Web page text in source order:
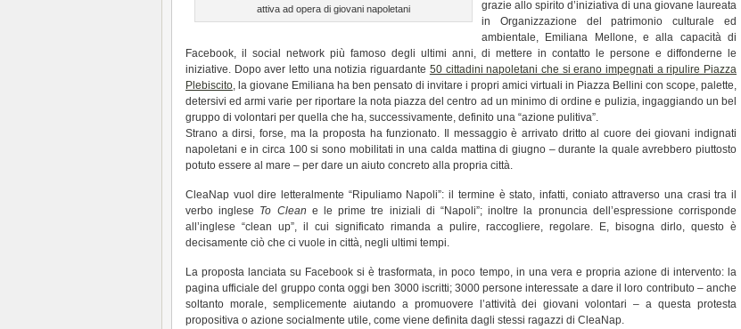
attiva ad opera di giovani napoletani
grazie allo spirito d’iniziativa di una giovane laureata
in Organizzazione del patrimonio culturale ed
ambientale, Emiliana Mellone, e alla capacità di
Facebook, il social network più famoso degli ultimi anni, di mettere in contatto le persone e diffonderne le
iniziative. Dopo aver letto una notizia riguardante 50 cittadini napoletani che si erano impegnati a ripulire Piazza
Plebiscito, la giovane Emiliana ha ben pensato di invitare i propri amici virtuali in Piazza Bellini con scope, palette,
detersivi ed armi varie per riportare la nota piazza del centro ad un minimo di ordine e pulizia, ingaggiando un bel
gruppo di volontari per quella che ha, successivamente, definito una “azione pulitiva”.
Strano a dirsi, forse, ma la proposta ha funzionato. Il messaggio è arrivato dritto al cuore dei giovani indignati
napoletani e in circa 100 si sono mobilitati in una calda mattina di giugno – durante la quale avrebbero piuttosto
potuto essere al mare – per dare un aiuto concreto alla propria città.
CleaNap vuol dire letteralmente “Ripuliamo Napoli”: il termine è stato, infatti, coniato attraverso una crasi tra il
verbo inglese To Clean e le prime tre iniziali di “Napoli”; inoltre la pronuncia dell’espressione corrisponde
all’inglese “clean up”, il cui significato rimanda a pulire, raccogliere, regolare. E, bisogna dirlo, questo è
decisamente ciò che ci vuole in città, negli ultimi tempi.
La proposta lanciata su Facebook si è trasformata, in poco tempo, in una vera e propria azione di intervento: la
pagina ufficiale del gruppo conta oggi ben 3000 iscritti; 3000 persone interessate a dare il loro contributo – anche
soltanto morale, semplicemente aiutando a promuovere l’attività dei giovani volontari – a questa protesta
propositiva o azione socialmente utile, come viene definita dagli stessi ragazzi di CleaNap.